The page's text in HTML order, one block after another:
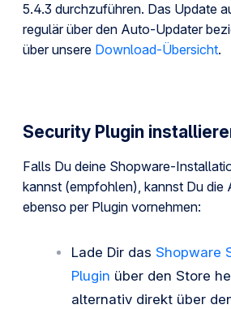
5.4.3 durchzuführen. Das Update
regulär über den Auto-Updater
über unsere Download-Übersicht.
Security Plugin
Falls Du deine Shopware-
kannst (empfohlen), kannst Du die
ebenso per Plugin vornehmen:
Lade Dir das Shopware
Plugin über den Store
alternativ direkt über